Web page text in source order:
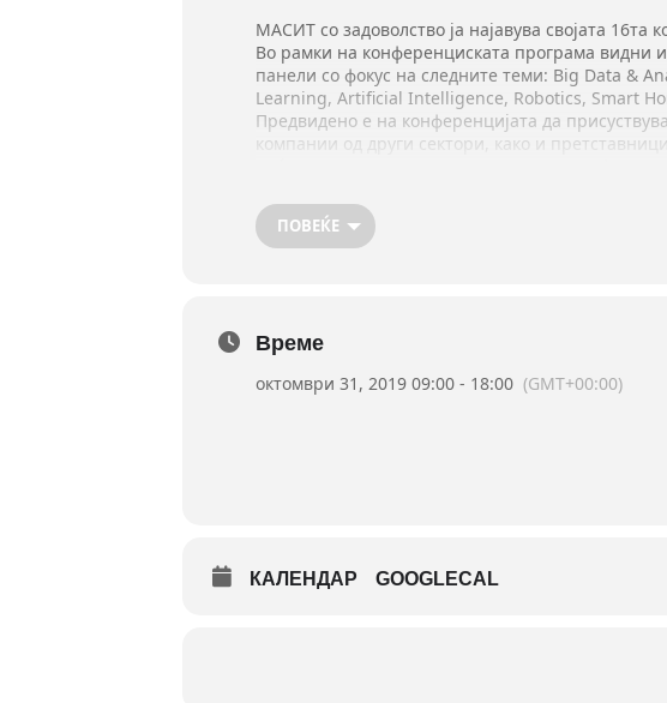
МАСИТ со задоволство ја најавува својата 16та
Во рамки на конференциската програма видни
панели со фокус на следните теми: Big Data &
Learning, Artificial Intelligence, Robotics, Smart
Предвидено е на конференцијата да
компании од други сектори, како и
Локација: Хотел Мериот, Скопје
За повеќе детали за конференцијата и
ПОВЕЌЕ
Време
октомври 31, 2019 09:00 - 18:00 (GMT+00:00)
КАЛЕНДАР GOOGLECAL